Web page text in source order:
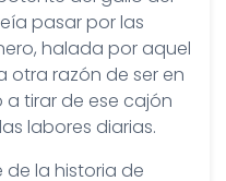
pasar por las
halada por aquel
otra razón de ser en
tirar de ese cajón
labores diarias.
de la historia de